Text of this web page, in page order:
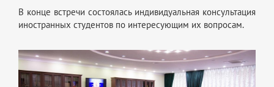
В конце встречи состоялась индивидуальная консультация
иностранных студентов по интересующим их вопросам.